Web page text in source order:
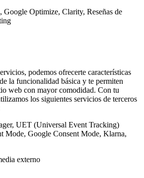
Google Optimize, Clarity, Reseñas de
podemos ofrecerte características
la funcionalidad básica y te permiten
web con mayor comodidad. Con tu
los siguientes servicios de terceros
UET (Universal Event Tracking)
Mode, Google Consent Mode, Klarna,
externo